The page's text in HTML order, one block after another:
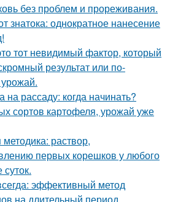
без проблем и прореживания.
знатока: однократное нанесение
тот невидимый фактор, который
результат или по-
рассаду: когда начинать?
сортов картофеля, урожай уже
раствор,
первых корешков у любого
эффективный метод
на длительный период.